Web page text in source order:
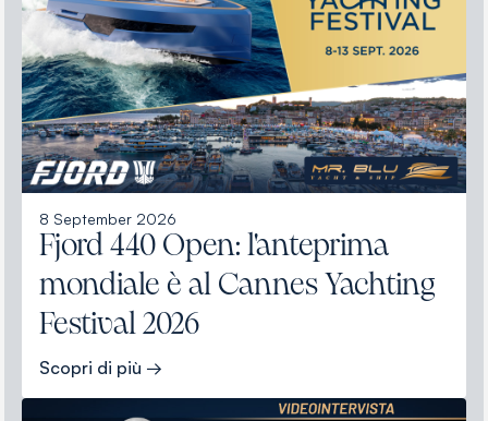
8 September 2026
Fjord 440 Open: l'anteprima
mondiale è al Cannes Yachting
Festival 2026
Scopri di più →